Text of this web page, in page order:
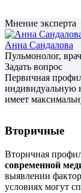
Мнение эксперта
Анна Сандалова
Пульмонолог,
Задать вопрос
Первичная
индивидуальную
имеет
Вторичные
Вторичная
современной
выявлении
условиях могут